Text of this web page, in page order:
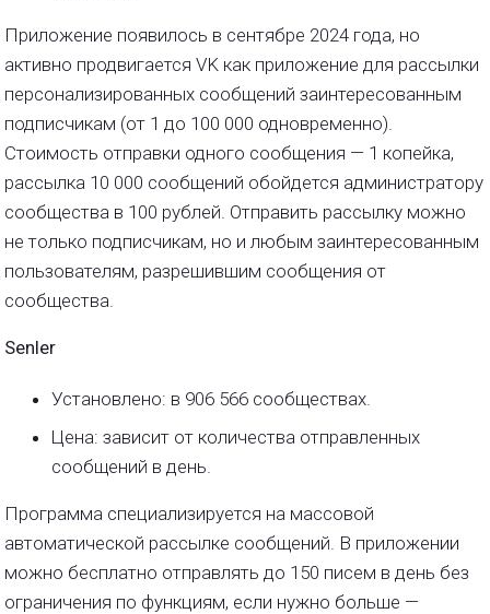
Приложение появилось в сентябре 2024 года, но
активно продвигается VK как приложение для рассылки
персонализированных сообщений заинтересованным
подписчикам (от 1 до 100 000 одновременно).
Стоимость отправки одного сообщения — 1 копейка,
рассылка 10 000 сообщений обойдется администратору
сообщества в 100 рублей. Отправить рассылку можно
не только подписчикам, но и любым заинтересованным
пользователям, разрешившим сообщения от
сообщества.
Senler
Установлено: в 906 566 сообществах.
Цена: зависит от количества отправленных
сообщений в день.
Программа специализируется на массовой
автоматической рассылке сообщений. В приложении
можно бесплатно отправлять до 150 писем в день без
ограничения по функциям, если нужно больше —